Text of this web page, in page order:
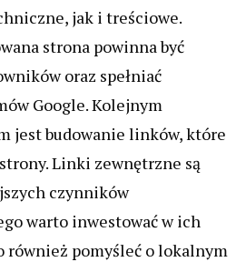
jak i treściowe.
strona powinna być
oraz spełniać
Google. Kolejnym
jest budowanie linków, które
Linki zewnętrzne są
czynników
warto inwestować w ich
również pomyśleć o lokalnym